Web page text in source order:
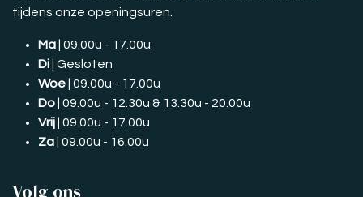
tijdens onze openingsuren.
Ma | 09.00u - 17.00u
Di | Gesloten
Woe | 09.00u - 17.00u
Do | 09.00u - 12.30u & 13.30u - 20.00u
Vrij | 09.00u - 17.00u
Za | 09.00u - 16.00u
Volg ons